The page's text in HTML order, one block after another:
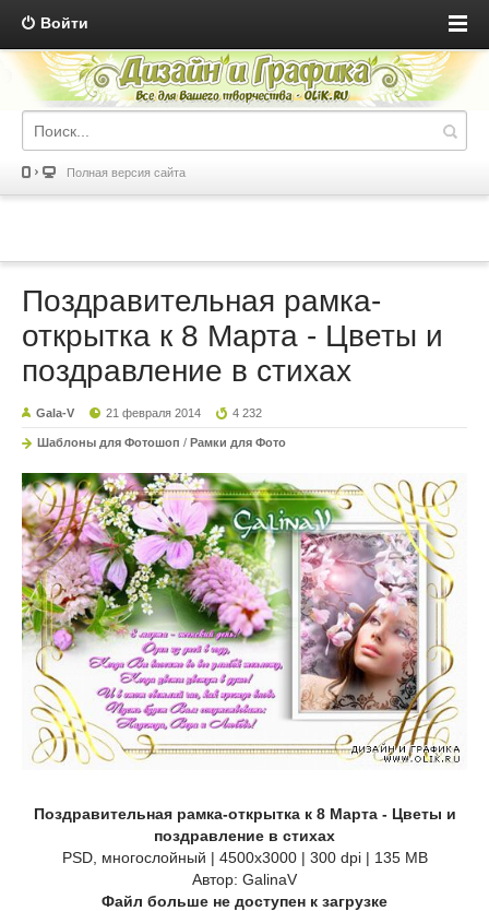
Войти
Полная версия сайта
Поздравительная рамка-
открытка к 8 Марта - Цветы и
поздравление в стихах
Gala-V 21 февраля 2014 4 232
Шаблоны для Фотошоп / Рамки для Фото
Поздравительная рамка-открытка к 8 Марта - Цветы и
поздравление в стихах
PSD, многослойный | 4500x3000 | 300 dpi | 135 MB
Автор: GalinaV
Файл больше не доступен к загрузке